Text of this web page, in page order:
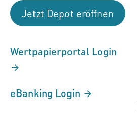
Jetzt Depot eröffnen
Wertpapierportal Login
eBanking Login